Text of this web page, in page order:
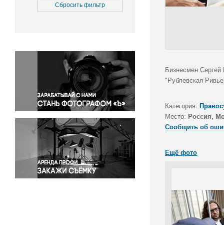
Медицина
Окружающая среда
Политика
Правосудие
Происшествия и конфликты
Религия
Светская жизнь
Спорт
Экология
Экономика и бизнес
Сбросить фильтр
Бизнесмен
"Рублевская
Категория:
Место: Россия,
Сообщить об
Ещё фото